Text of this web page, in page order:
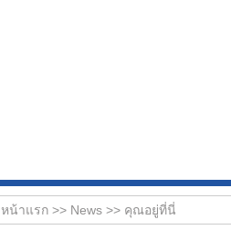
หน้าแรก >> News >> คุณอยู่ที่นี่